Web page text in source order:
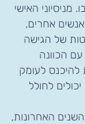
האישי
אחרים,
של הגישה
הכוונה
להיכנס לעומק
לחולל
האחרונות,